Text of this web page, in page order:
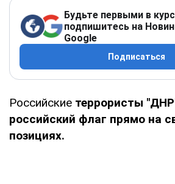
Будьте первыми в
подпишитесь на
Google
Подписаться
Российские террористы
российский флаг прямо на
позициях.